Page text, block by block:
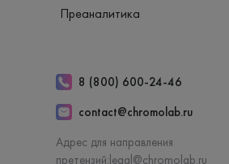
Преаналитика
8 (800) 600-24-46
contact@chromolab.ru
Адрес для направления
претензий:legal@chromolab.ru